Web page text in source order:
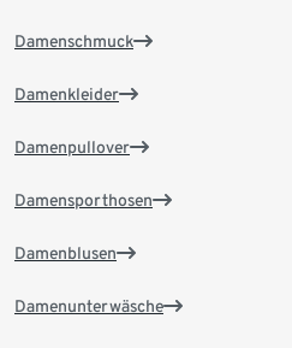
Damenschmuck
Damenkleider
Damenpullover
Damensporthosen
Damenblusen
Damenunterwäsche